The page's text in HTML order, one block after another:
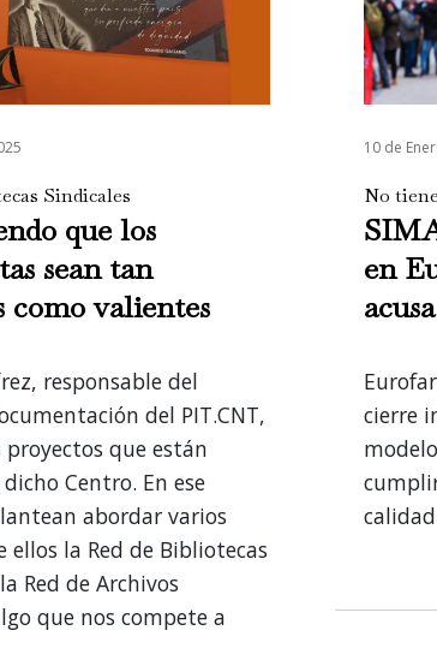
Sindicales
que los
sean tan
como valientes
responsable del
del PIT.CNT,
que están
Centro. En ese
abordar varios
ellos la Red de Bibliotecas
Red de Archivos
que nos compete a
10 de
No
en
cierre